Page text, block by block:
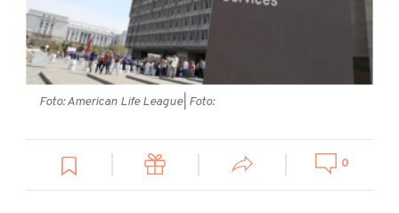
Foto: American Life League| Foto:
0